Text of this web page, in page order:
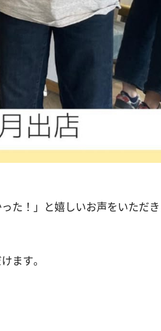
た！」と嬉しいお声をいただ
ます。